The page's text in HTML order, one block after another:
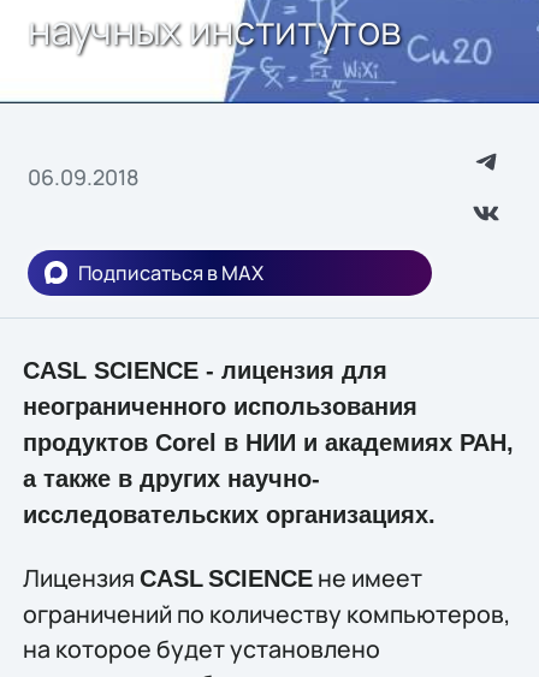
научных институтов
06.09.2018
Подписаться в MAX
CASL SCIENCE - лицензия для
неограниченного использования
продуктов Corel в НИИ и академиях РАН,
а также в других научно-
исследовательских организациях.
Лицензия CASLSCIENCEне имеет
ограничений по количеству компьютеров,
на которое будет установлено